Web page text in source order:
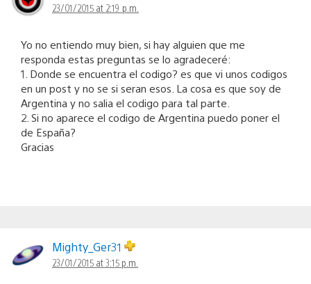
23/01/2015 at 2:19 p.m.
Yo no entiendo muy bien, si hay alguien que me
responda estas preguntas se lo agradeceré:
1. Donde se encuentra el codigo? es que vi unos codigos
en un post y no se si seran esos. La cosa es que soy de
Argentina y no salia el codigo para tal parte.
2. Si no aparece el codigo de Argentina puedo poner el
de España?
Gracias
Mighty_Ger31
23/01/2015 at 3:15 p.m.